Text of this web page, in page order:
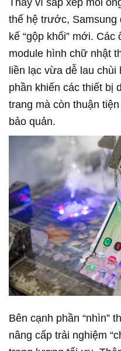
Thay vì sắp xếp mỗi
thế hệ trước, Samsung
kế “gộp khối” mới.
module hình chữ nhật
liền lạc vừa dễ lau
phần khiến các thiết bị
trang mà còn thuận
bảo quản.
Bên cạnh phần “nhìn”
nâng cấp trải nghiệm